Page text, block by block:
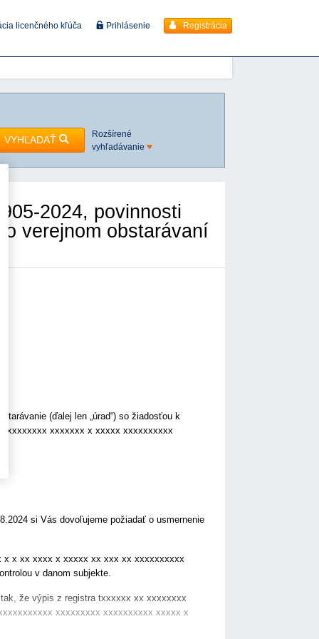
licenčného kľúča Prihlásenie Registrácia
VYHĽADAŤ
Rozšírené
vyhľadávanie
2024, povinnosti
verejnom obstarávaní
(ďalej len „úrad“) so žiadosťou k
xxxxxxx x xxxxx xxxxxxxxxx
si Vás dovoľujeme požiadať o usmernenie
x xx xxxx x xxxxx xx xxx xx xxxxxxxxxx
v danom subjekte.
že výpis z registra txxxxxx xx xxxxxxxx
xxxxxxxxx xxxxxxxxxx xxxxx x